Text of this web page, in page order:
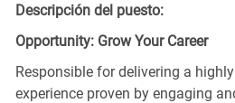
Descripción del puesto:
Opportunity: Grow Your Career
Responsible for delivering a
experience proven by engaging